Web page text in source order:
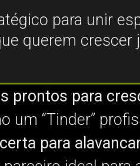
para unir
querem crescer
prontos para
um “Tinder”
para